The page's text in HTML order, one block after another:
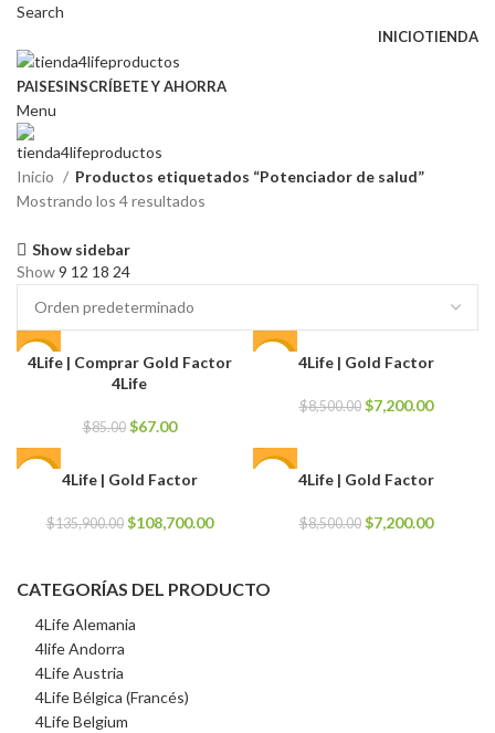
Search
INICIOTIENDA
PAISESINSCRÍBETE Y AHORRA
Menu
CATEGORÍAS DEL PRODUCTO
4Life Alemania
4life Andorra
4Life Austria
4Life Bélgica (Francés)
4Life Belgium
Inicio
Productos etiquetados “Potenciador de salud”
Mostrando los 4 resultados
Show sidebar
Show9 12 18 24
-21%
4Life | Comprar Gold Factor
4Life
$85.00 El
era:
$67.00El
es:
4Life | Gold Factor
$8,500.00 El
$8,500.00.
$7,200.00El
4Life | Gold Factor
$135,900.00 El
era:
$108,700.00El
es:
4Life | Gold Factor
$8,500.00 El
$7,200.00El